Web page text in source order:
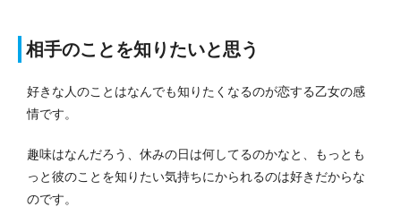
相手のことを知りたいと思う
好きな人のことはなんでも知りたくなるのが恋する乙女の感
情です。
趣味はなんだろう、休みの日は何してるのかなと、もっとも
っと彼のことを知りたい気持ちにかられるのは好きだからな
のです。